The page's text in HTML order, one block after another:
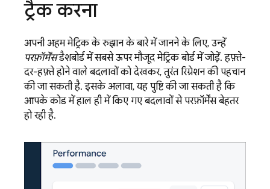
ट्रैक करना
अपनी अहम मेट्रिक के रुझान के बारे में जानने के लिए, उन्हें
परफ़ॉर्मेंसडैशबोर्ड में सबसे ऊपर मौजूद मेट्रिक बोर्ड में जोड़ें. हफ़्ते-
दर-हफ़्ते होने वाले बदलावों को देखकर, तुरंत रिग्रेशन की पहचान
की जा सकती है. इसके अलावा, यह पुष्टि की जा सकती है कि
आपके कोड में हाल ही में किए गए बदलावों से परफ़ॉर्मेंस बेहतर
हो रही है.